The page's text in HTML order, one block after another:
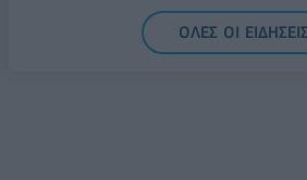
ΟΛΕΣ ΟΙ